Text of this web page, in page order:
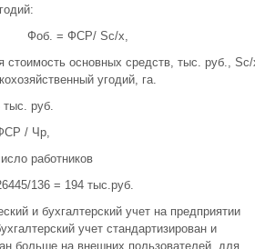
Фоб. = ФСР/ Sс/х,
стоимость основных средств, тыс. руб., Sс/
угодий, га.
руб.
/ Чр,
работников
136 = 194 тыс.руб.
и бухгалтерский учет на предприятии
учет стандартизирован и
больше на внешних пользователей, для